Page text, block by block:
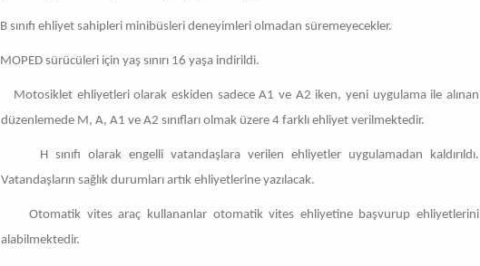
B sınıfı ehliyet sahipleri minibüsleri deneyimleri olmadan süremeyecekler.
MOPED sürücüleri için yaş sınırı 16 yaşa indirildi.
Motosiklet ehliyetleri olarak eskiden sadece A1 ve A2 iken, yeni uygulama ile alınan
düzenlemede M, A, A1 ve A2 sınıfları olmak üzere 4 farklı ehliyet verilmektedir.
H sınıfı olarak engelli vatandaşlara verilen ehliyetler uygulamadan kaldırıldı.
Vatandaşların sağlık durumları artık ehliyetlerine yazılacak.
Otomatik vites araç kullananlar otomatik vites ehliyetine başvurup ehliyetlerini
alabilmektedir.